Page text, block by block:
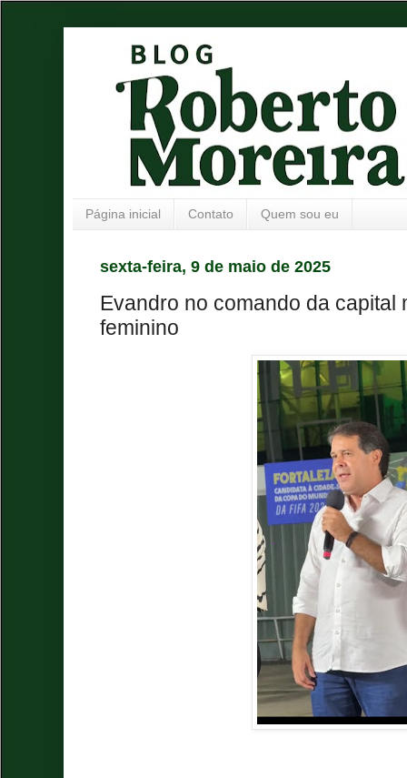
Página inicial Contato Quem sou eu
sexta-feira, 9 de maio de 2025
Evandro no comando da capital
feminino